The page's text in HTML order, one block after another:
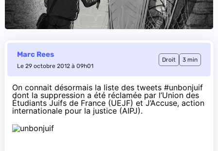
Marc Rees
Le 29 octobre 2012 à 09h01
Droit 3 min
On connait désormais la liste des tweets #unbonjuif
dont la suppression a été réclamée par l’Union des
Étudiants Juifs de France (UEJF) et J’Accuse, action
internationale pour la justice (AIPJ).